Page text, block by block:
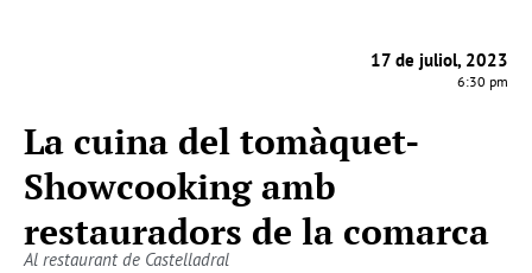
17 de juliol, 2023
6:30 pm
La cuina del tomàquet-
Showcooking amb
restauradors de la comarca
Al restaurant de Castelladral